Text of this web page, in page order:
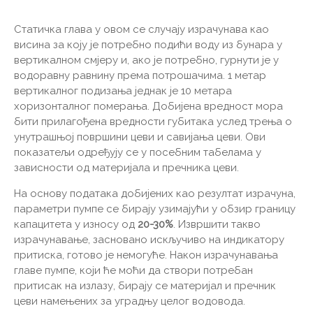
Статичка глава у овом се случају израчунава као
висина за коју је потребно подићи воду из бунара у
вертикалном смјеру и, ако је потребно, гурнути је у
водоравну равнину према потрошачима. 1 метар
вертикалног подизања једнак је 10 метара
хоризонталног померања. Добијена вредност мора
бити прилагођена вредности губитака услед трења о
унутрашњој површини цеви и савијања цеви. Ови
показатељи одређују се у посебним табелама у
зависности од материјала и пречника цеви.
На основу података добијених као резултат израчуна,
параметри пумпе се бирају узимајући у обзир границу
капацитета у износу од 20-30% . Извршити такво
израчунавање, засновано искључиво на индикатору
притиска, готово је немогуће. Након израчунавања
главе пумпе, који ће моћи да створи потребан
притисак на излазу, бирају се материјал и пречник
цеви намењених за уградњу целог водовода.